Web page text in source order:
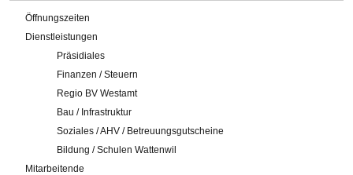
Öffnungszeiten
Dienstleistungen
Präsidiales
Finanzen / Steuern
Regio BV Westamt
Bau / Infrastruktur
Soziales / AHV / Betreuungsgutscheine
Bildung / Schulen Wattenwil
Mitarbeitende